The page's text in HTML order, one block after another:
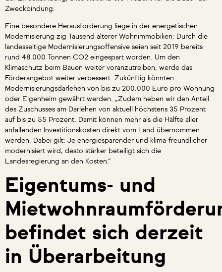
Zweckbindung.
Eine besondere Herausforderung liege in der energetischen
Modernisierung zig Tausend älterer Wohnimmobilien: Durch die
landesseitige Modernisierungsoffensive seien seit 2019 bereits
rund 48.000 Tonnen CO2 eingespart worden. Um den
Klimaschutz beim Bauen weiter voranzutreiben, werde das
Förderangebot weiter verbessert. Zukünftig könnten
Modernisierungsdarlehen von bis zu 200.000 Euro pro Wohnung
oder Eigenheim gewährt werden. „Zudem heben wir den Anteil
des Zuschusses am Darlehen von aktuell höchstens 35 Prozent
auf bis zu 55 Prozent. Damit können mehr als die Hälfte aller
anfallenden Investitionskosten direkt vom Land übernommen
werden. Dabei gilt: Je energiesparender und klima-freundlicher
modernisiert wird, desto stärker beteiligt sich die
Landesregierung an den Kosten.“
Eigentums- und
befindet sich derzeit
in Überarbeitung